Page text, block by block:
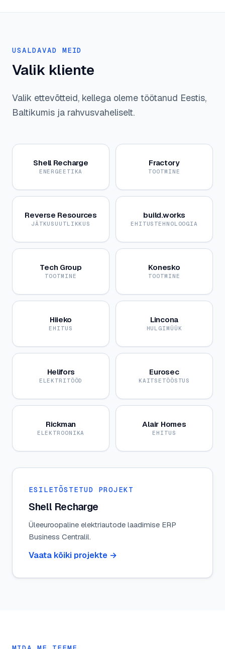
USALDAVAD MEID
Valik kliente
Valik ettevõtteid, kellega oleme töötanud Eestis,
Baltikumis ja rahvusvaheliselt.
Shell Recharge
ENERGEETIKA
Fractory
TOOTMINE
Reverse Resources
JÄTKUSUUTLIKKUS
build.works
EHITUSTEHNOLOOGIA
Tech Group
TOOTMINE
Konesko
TOOTMINE
Hiieko
EHITUS
Lincona
HULGIMÜÜK
Helifors
ELEKTRITÖÖD
Eurosec
KAITSETÖÖSTUS
Rickman
ELEKTROONIKA
Alair Homes
EHITUS
ESILETÕSTETUD PROJEKT
Shell Recharge
Üleeuroopaline elektriautode laadimise ERP
Business Centralil.
Vaata kõiki projekte →